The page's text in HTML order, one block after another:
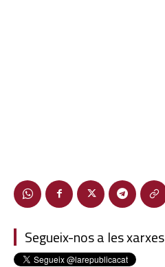
Segueix-nos a les xarxes